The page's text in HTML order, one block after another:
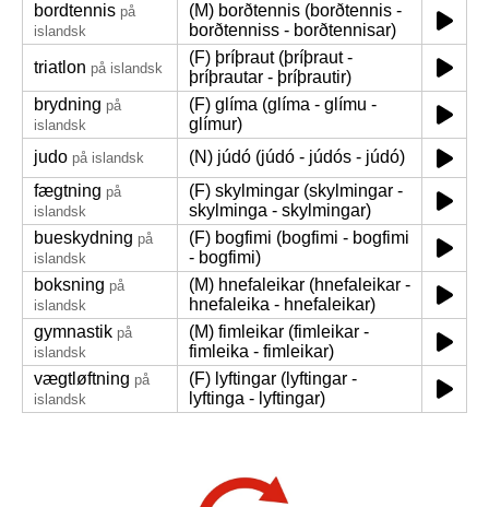
bordtennis på
islandsk
(M) borðtennis (borðtennis -
borðtenniss - borðtennisar)
triatlon på islandsk
(F) þríþraut (þríþraut -
þríþrautar - þríþrautir)
brydning på
islandsk
(F) glíma (glíma - glímu -
glímur)
judo på islandsk
(N) júdó (júdó - júdós - júdó)
fægtning på
islandsk
(F) skylmingar (skylmingar -
skylminga - skylmingar)
bueskydning på
islandsk
(F) bogfimi (bogfimi - bogfimi
- bogfimi)
boksning på
islandsk
(M) hnefaleikar (hnefaleikar -
hnefaleika - hnefaleikar)
gymnastik på
islandsk
(M) fimleikar (fimleikar -
fimleika - fimleikar)
vægtløftning på
islandsk
(F) lyftingar (lyftingar -
lyftinga - lyftingar)